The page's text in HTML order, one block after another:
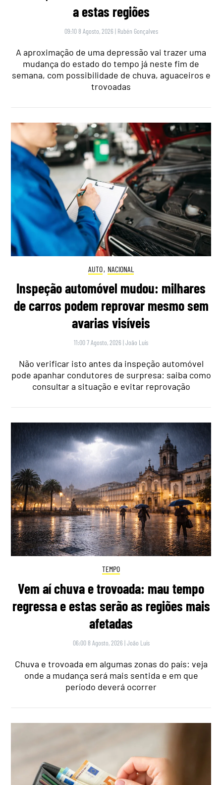
a estas regiões
09:10 8 Agosto, 2026 | Rubén Gonçalves
A aproximação de uma depressão vai trazer uma
mudança do estado do tempo já neste fim de
semana, com possibilidade de chuva, aguaceiros e
trovoadas
AUTO, NACIONAL
Inspeção automóvel mudou: milhares
de carros podem reprovar mesmo sem
avarias visíveis
11:00 7 Agosto, 2026 |João Luís
Não verificar isto antes da inspeção automóvel
pode apanhar condutores de surpresa: saiba como
consultar a situação e evitar reprovação
TEMPO
Vem aí chuva e trovoada: mau tempo
regressa e estas serão as regiões mais
afetadas
06:00 8 Agosto, 2026 |João Luís
Chuva e trovoada em algumas zonas do país: veja
onde a mudança será mais sentida e em que
período deverá ocorrer